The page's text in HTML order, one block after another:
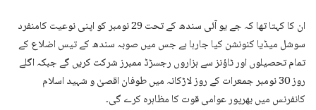
ان کا کہتا تھا کہ جے یو آئی سندھ کے تحت 29 نومبر کو اپنی نوعیت کامنفرد
سوشل میڈیا کنونشن کیا جارہا ہے جس میں صوبہ سندھ کے تیس اضلاع کے
تمام تحصیلوں اور ٹاؤنز سے ہزاروں رجسڑڈ ممبرز شرکت کریں گے جبکہ اگلے
روز 30 نومبر جمعرات کے روز لاڑکانہ میں طوفان اقصیٰ و شہید اسلام
کانفرنس میں بھرپور عوامی قوت کا مظاہرہ کرے گی۔